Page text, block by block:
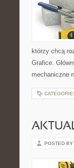
którzy chcą
Grafice.
mechaniczne
POSTED BY